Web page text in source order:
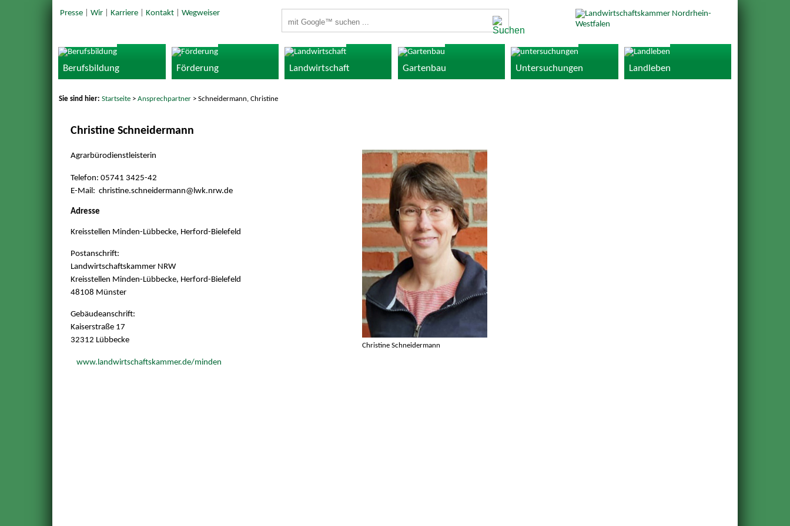
Presse| Wir| Karriere| Kontakt| Wegweiser
Berufsbildung Förderung Landwirtschaft Gartenbau Untersuchungen Landleben
Sie sind hier:Startseite >Ansprechpartner > Schneidermann, Christine
Christine Schneidermann
Christine Schneidermann
Agrarbürodienstleisterin
Telefon: 05741 3425-42
E-Mail: christine.schneidermann@ lwk.nrw.de
Adresse
Kreisstellen Minden-Lübbecke, Herford-Bielefeld
Postanschrift:
Landwirtschaftskammer NRW
Kreisstellen Minden-Lübbecke, Herford-Bielefeld
48108 Münster
Gebäudeanschrift:
Kaiserstraße 17
32312 Lübbecke
www.landwirtschaftskammer.de/minden